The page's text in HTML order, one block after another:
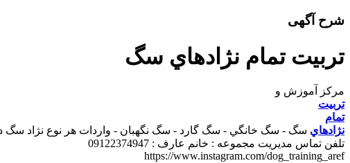
شرح آگهی
تربيت تمام نژادهاي سگ
مرکز آموزش و
تربيت
تمام
نژادهاي سگ - سگ خانگي - سگ گارد - سگ نگهبان - واردات هر نوع نژاد سگ
تلفن تماس مديريت مجموعه : خانم عارف : 09122374947
https://www.instagram.com/dog_training_aref